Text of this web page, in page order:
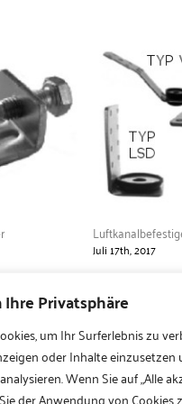
Privatsphäre
um Ihr Surferlebnis zu
oder Inhalte einzusetzen
Wenn Sie auf „Alle
der Anwendung von Cookies
Juli 17th, 2017